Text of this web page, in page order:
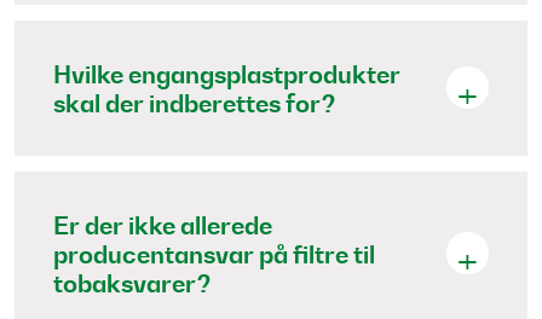
Hvilke engangsplastprodukter
skal der indberettes for?
Er der ikke allerede
producentansvar på filtre til
tobaksvarer?